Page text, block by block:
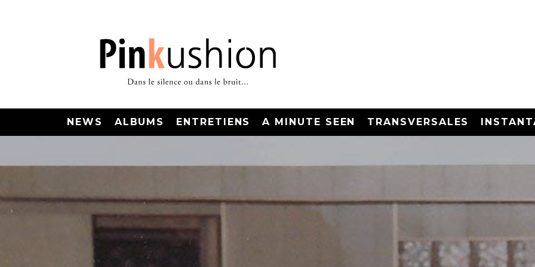
NEWS ALBUMS ENTRETIENS A MINUTE SEEN TRANSVERSALES